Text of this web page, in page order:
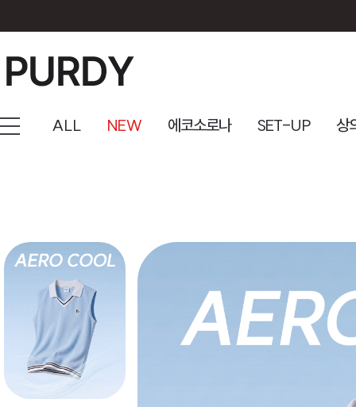
ALL NEW 에코소로나 SET-UP 상